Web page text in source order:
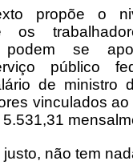
propõe o
os
podem se
público
de ministro
vinculados
não tem